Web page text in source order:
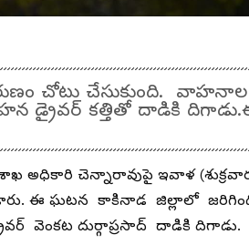
చోటు చేసుకుంది. వాహనాల
డ్రైవర్ కత్తితో దాడికి
చెన్నారావుపై ఇవాళ
ఈ ఘటన కాకినాడ జిల్లాలో
వెంకట దుర్గాప్రసాద్ దాడికి దిగాడు.